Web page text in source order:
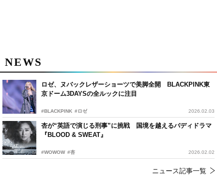
NEWS
ロゼ、ヌバックレザーショーツで美脚全開 BLACKPINK東
京ドーム3DAYSの全ルックに注目
#BLACKPINK #ロゼ 2026.02.03
杏が“英語で演じる刑事”に挑戦 国境を越えるバディドラマ
『BLOOD & SWEAT』
#WOWOW #杏 2026.02.02
ニュース記事一覧